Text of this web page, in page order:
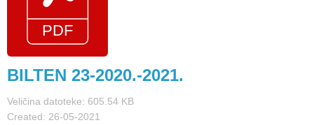
BILTEN 23-2020.-2021.
Veličina datoteke: 605.54 KB
Created: 26-05-2021